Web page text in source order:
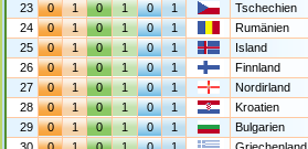
23
0 1 0 1 0 1 Tschechien
24
0 1 0 1 0 1 Rumänien
25
0 1 0 1 0 1 Island
26
0 1 0 1 0 1 Finnland
27
0 1 0 1 0 1 Nordirland
28
0 1 0 1 0 1 Kroatien
29
0 1 0 1 0 1 Bulgarien